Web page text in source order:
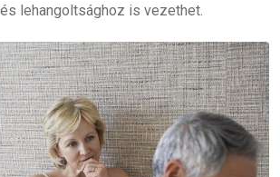
lehangoltsághoz is vezethet.